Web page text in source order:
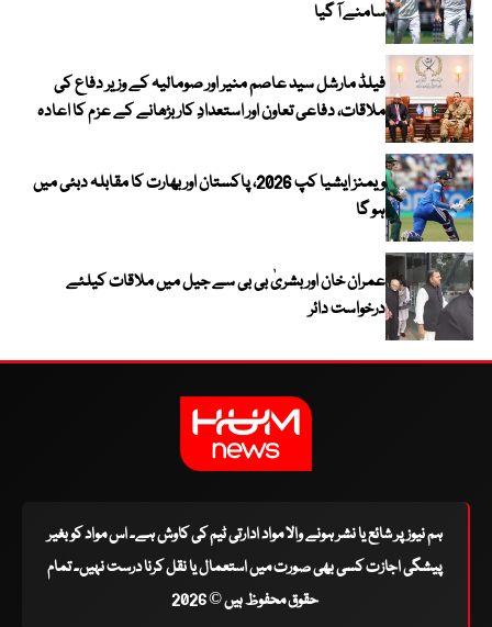
سامنے آ گیا
فیلڈ مارشل سید عاصم منیر اور صومالیہ کے وزیر دفاع کی
ملاقات، دفاعی تعاون اور استعدادِ کار بڑھانے کے عزم کا اعادہ
ویمنز ایشیا کپ 2026، پاکستان اور بھارت کا مقابلہ دبئی میں
ہو گا
عمران خان اور بشریٰ بی بی سے جیل میں ملاقات کیلئے
درخواست دائر
ہم نیوز پر شائع یا نشر ہونے والا مواد ادارتی ٹیم کی کاوش ہے۔ اس مواد کو بغیر
پیشگی اجازت کسی بھی صورت میں استعمال یا نقل کرنا درست نہیں۔ تمام
حقوق محفوظ ہیں © 2026